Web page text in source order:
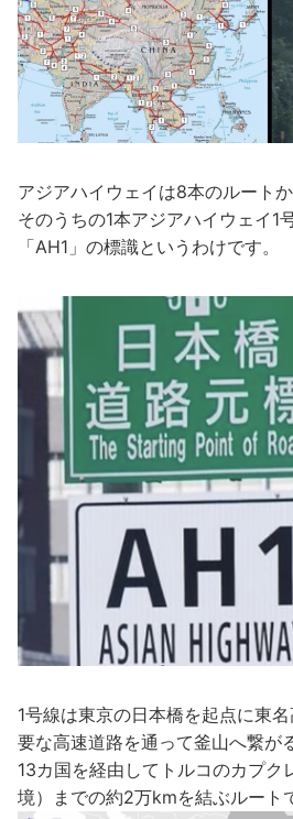
アジアハイウェイは8本のルートか
そのうちの1本アジアハイウェイ1
「AH1」の標識というわけです。
1号線は東京の日本橋を起点に東
要な高速道路を通って釜山へ繋が
13カ国を経由してトルコのカプク
境）までの約2万kmを結ぶルート